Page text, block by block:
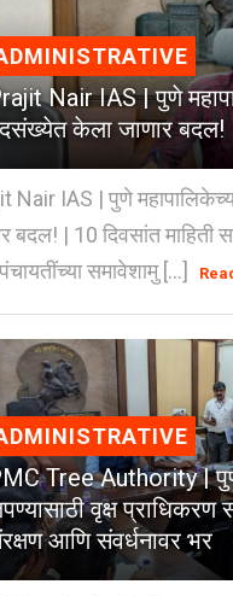
Nair IAS | पुणे
केला जाणार बदल!
Nair IAS | पुणे
बदल! | 10 दिवसांत
समावेशामु [...]
Tree Authority |
वृक्ष
आणि संवर्धनावर भर